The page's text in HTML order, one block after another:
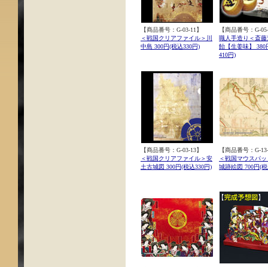
【商品番号：G-03-11】
＜戦国クリアファイル＞川
中島 300円(税込330円)
【商品番号：G-
職人手造り＜斎
飴【生姜味】 380
410円)
【商品番号：G-03-13】
＜戦国クリアファイル＞安
土古城図 300円(税込330円)
【商品番号：G-
＜戦国マウスパ
城跡絵図 700円(